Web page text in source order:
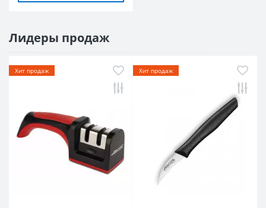
Лидеры продаж
Хит продаж Хит продаж